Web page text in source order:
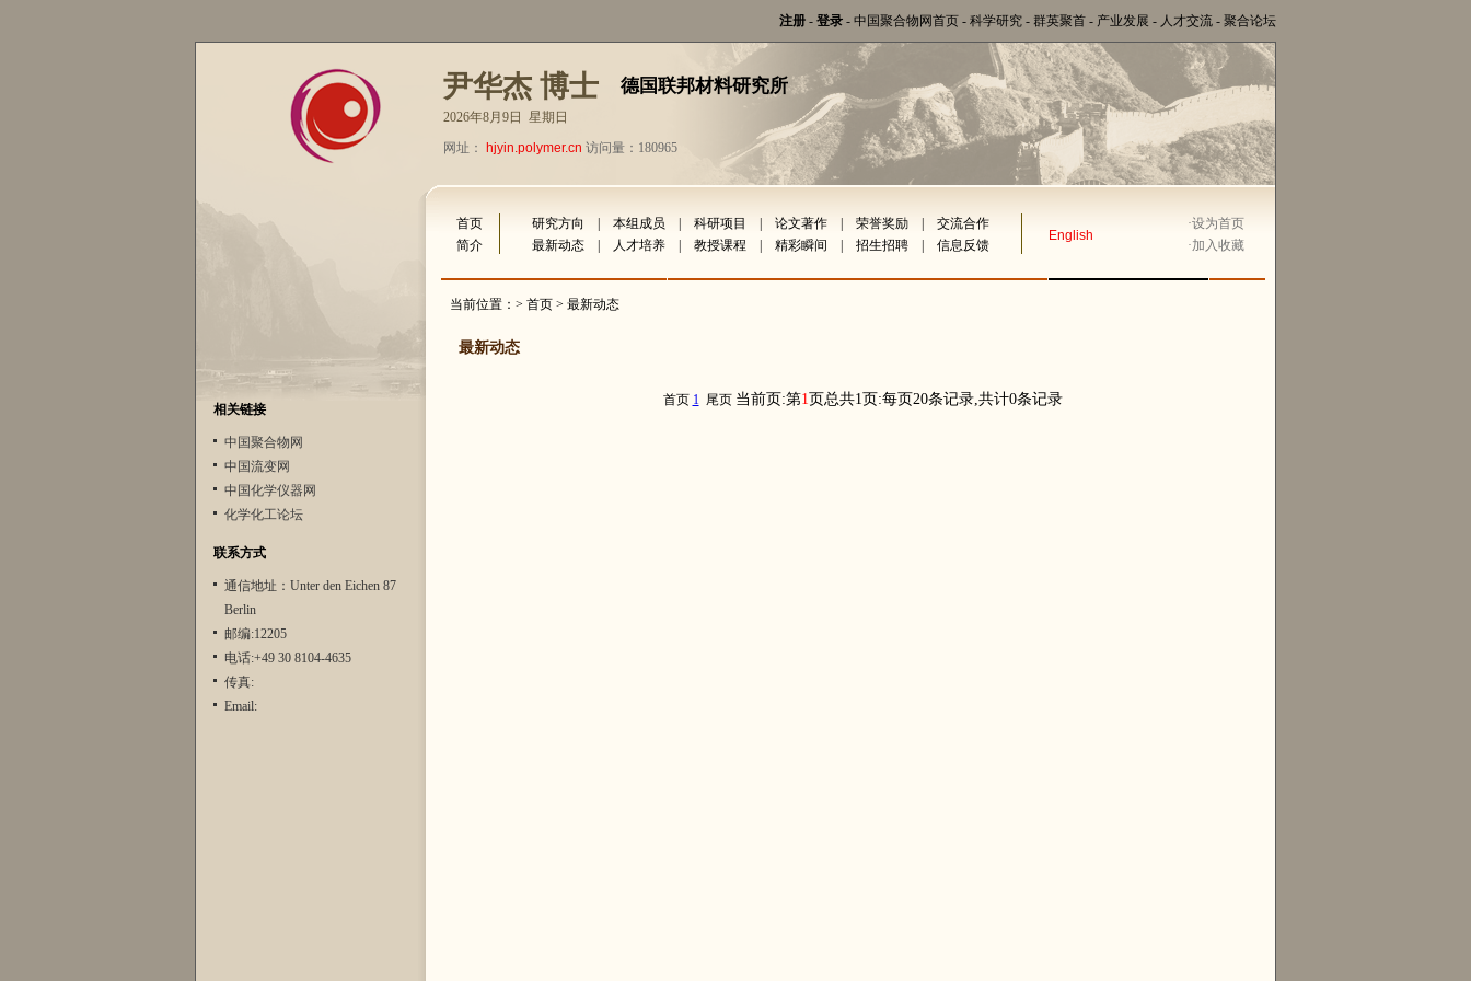
注册 - 登录 - 中国聚合物网首页 - 科学研究 - 群英聚首 - 产业发展 - 人才交流 - 聚合论坛
尹华杰 博士 德国联邦材料研究所
2026年8月9日 星期日
网址：
hjyin.polymer.cn 访问量：180965
相关链接
中国聚合物网
中国流变网
中国化学仪器网
化学化工论坛
联系方式
通信地址：Unter den Eichen 87
Berlin
邮编:12205
电话:+49 30 8104-4635
传真:
Email:
首页 研究方向 本组成员 科研项目 论文著作 荣誉奖励 交流合作
English
·设为首页
简介
最新动态 人才培养 教授课程 精彩瞬间 招生招聘 信息反馈 ·加入收藏
当前位置：> 首页 > 最新动态
最新动态
首页 1 尾页 当前页:第1页总共1页:每页20条记录,共计0条记录